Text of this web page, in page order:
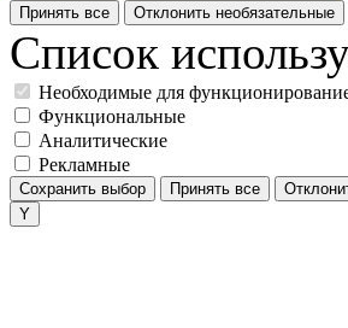
Принять все Отклонить необязательные
Список
Необходимые для
Функциональные
Аналитические
Рекламные
Сохранить выбор Принять все